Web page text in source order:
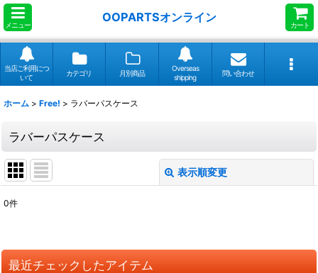
メニュー
OOPARTSオンライン
カート
当店ご利用につ
いて
カテゴリ 月別商品
Overseas
shipping
問い合わせ
ホーム > Free! > ラバーパスケース
ラバーパスケース
表示順変更
並び順:
0件
最近チェックしたアイテム